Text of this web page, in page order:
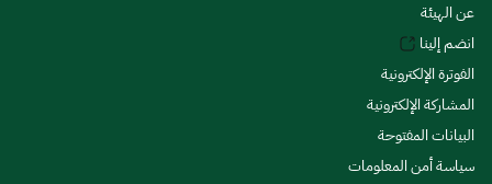
عن الهيئة
انضم إلينا
الفوترة الإلكترونية
المشاركة الإلكترونية
البيانات المفتوحة
سياسة أمن المعلومات